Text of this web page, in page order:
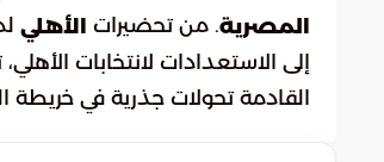
المصرية. من تحضيرات الأهلي
إلى الاستعدادات لانتخابات
القادمة تحولات جذرية في خريطة